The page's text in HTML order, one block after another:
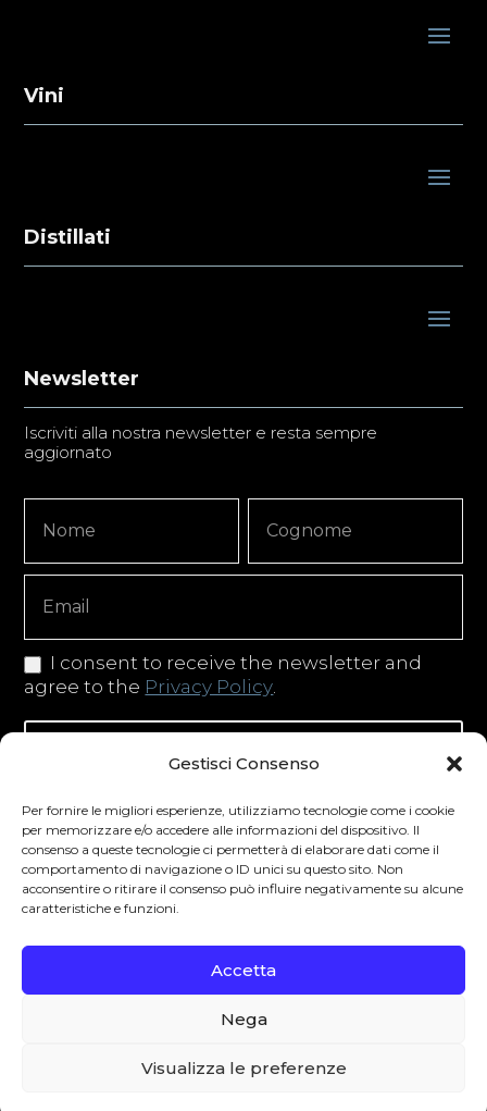
Gestisci Consenso
Per fornire le migliori esperienze, utilizziamo tecnologie come i cookie
per memorizzare e/o accedere alle informazioni del dispositivo. Il
consenso a queste tecnologie ci permetterà di elaborare dati come il
comportamento di navigazione o ID unici su questo sito. Non
acconsentire o ritirare il consenso può influire negativamente su alcune
caratteristiche e funzioni.
Accetta
Nega
Visualizza le preferenze
Vini
Distillati
Newsletter
Iscriviti alla nostra newsletter e resta sempre
aggiornato
Signup
Copy
I consent to receive the newsletter and
agree to the Privacy Policy.
Iscriviti alla newsletter
Degustibus invita al consumo responsabile.
La vendita di bevande alcoliche è vietata ai
Paese di residenza. L’abuso di alcol è
pericoloso per la salute.